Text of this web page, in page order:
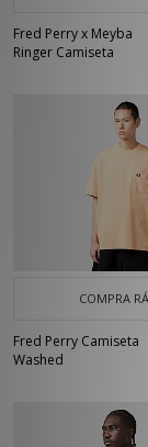
Fred Perry x Meyba
Ringer Camiseta
COMPRA
Fred Perry Camiseta
Washed